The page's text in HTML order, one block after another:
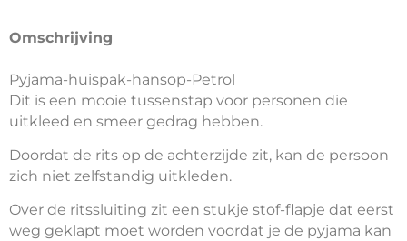
Omschrijving
Pyjama-huispak-hansop-Petrol
Dit is een mooie tussenstap voor personen die
uitkleed en smeer gedrag hebben.
Doordat de rits op de achterzijde zit, kan de persoon
zich niet zelfstandig uitkleden.
Over de ritssluiting zit een stukje stof-flapje dat eerst
weg geklapt moet worden voordat je de pyjama kan